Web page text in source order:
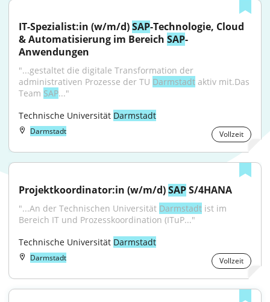
IT-Spezialist:in (w/m/d) SAP-Technologie, Cloud
& Automatisierung im Bereich SAP-
Anwendungen
"...gestaltet die digitale Transformation der
administrativen Prozesse der TU Darmstadt aktiv mit.Das
Team SAP..."
Technische Universität Darmstadt
Darmstadt Vollzeit
Projektkoordinator:in (w/m/d) SAP S/4HANA
"...An der Technischen Universität Darmstadt ist im
Bereich IT und Prozesskoordination (ITuP..."
Technische Universität Darmstadt
Darmstadt Vollzeit